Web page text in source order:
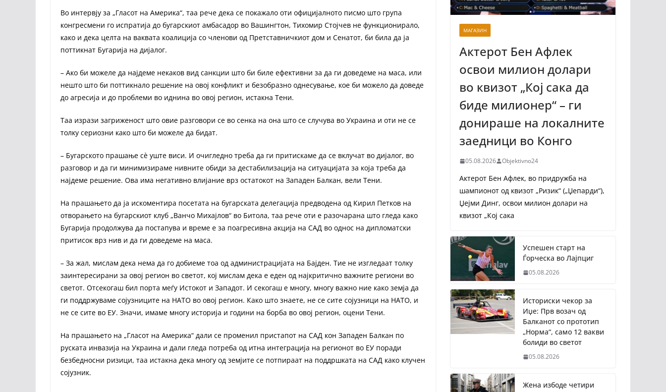
Во интервју за „Гласот на Америка“, таа рече дека се покажало оти официјалното писмо што група
конгресмени го испратија до бугарскиот амбасадор во Вашингтон, Тихомир Стојчев не функционирало,
како и дека целта на ваквата коалиција со членови од Претставничкиот дом и Сенатот, би била да ја
поттикнат Бугарија на дијалог.
– Ако би можеле да најдеме некаков вид санкции што би биле ефективни за да ги доведеме на маса, или
нешто што би поттикнало решение на овој конфликт и безобразно однесување, кое би можело да доведе
до агресија и до проблеми во иднина во овој регион, истакна Тени.
Таа изрази загриженост што овие разговори се во сенка на она што се случува во Украина и оти не се
толку сериозни како што би можеле да бидат.
– Бугарското прашање сè уште виси. И очигледно треба да ги притискаме да се вклучат во дијалог, во
разговор и да ги минимизираме нивните обиди за дестабилизација на ситуацијата за која треба да
најдеме решение. Ова има негативно влијание врз остатокот на Западен Балкан, вели Тени.
На прашањето да ја искоментира посетата на бугарската делегација предводена од Кирил Петков на
отворањето на бугарскиот клуб „Ванчо Михајлов“ во Битола, таа рече оти е разочарана што гледа како
Бугарија продолжува да постапува и време е за поагресивна акција на САД во однос на дипломатски
притисок врз нив и да ги доведеме на маса.
– За жал, мислам дека нема да го добиеме тоа од администрацијата на Бајден. Тие не изгледаат толку
заинтересирани за овој регион во светот, кој мислам дека е еден од најкритично важните региони во
светот. Отсекогаш бил порта меѓу Истокот и Западот. И секогаш е многу, многу важно ние како земја да
ги поддржуваме сојузниците на НАТО во овој регион. Како што знаете, не се сите сојузници на НАТО, и
не се сите во ЕУ. Значи, имаме многу историја и години на борба во овој регион, оцени Тени.
На прашањето на „Гласот на Америка“ дали се променил пристапот на САД кон Западен Балкан по
руската инвазија на Украина и дали гледа потреба од итна интеграција на регионот во ЕУ поради
безбедносни ризици, таа истакна дека многу од земјите се потпираат на поддршката на САД како клучен
сојузник.
МАГАЗИН
Актерот Бен Афлек
освои милион долари
во квизот „Кој сака да
биде милионер“ – ги
донираше на локалните
заедници во Конго
05.08.2026 Objektivno24
Актерот Бен Афлек, во придружба на
шампионот од квизот „Ризик“ („Џепарди“),
Џејми Динг, освои милион долари на
квизот „Кој сака
Успешен старт на
Ѓорческа во Лајпциг
05.08.2026
Историски чекор за
Иџе: Прв возач од
Балканот со прототип
„Норма“, само 12 вакви
болиди во светот
05.08.2026
Жена избоде четири